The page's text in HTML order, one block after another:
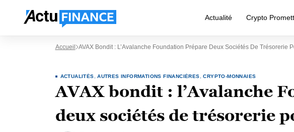
Actualité Crypto
Accueil AVAX Bondit : L’Avalanche Foundation Prépare Deux Sociétés De Trésorerie
ACTUALITÉS ,AUTRES INFORMATIONS FINANCIÈRES ,CRYPTO-MONNAIES
AVAX bondit : l’Avalanche
deux sociétés de trésorerie